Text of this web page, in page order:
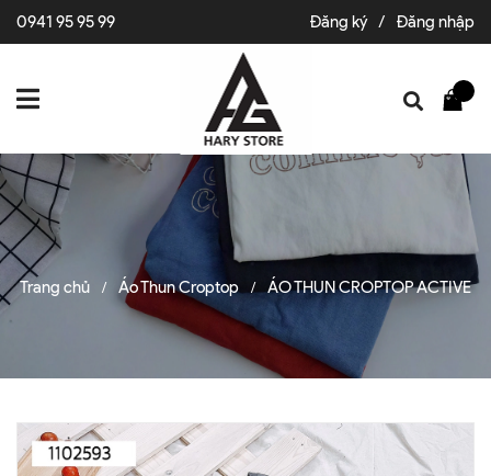
0941 95 95 99 Đăng ký / Đăng nhập
Trang chủ / Áo Thun Croptop / ÁO THUN CROPTOP ACTIVE